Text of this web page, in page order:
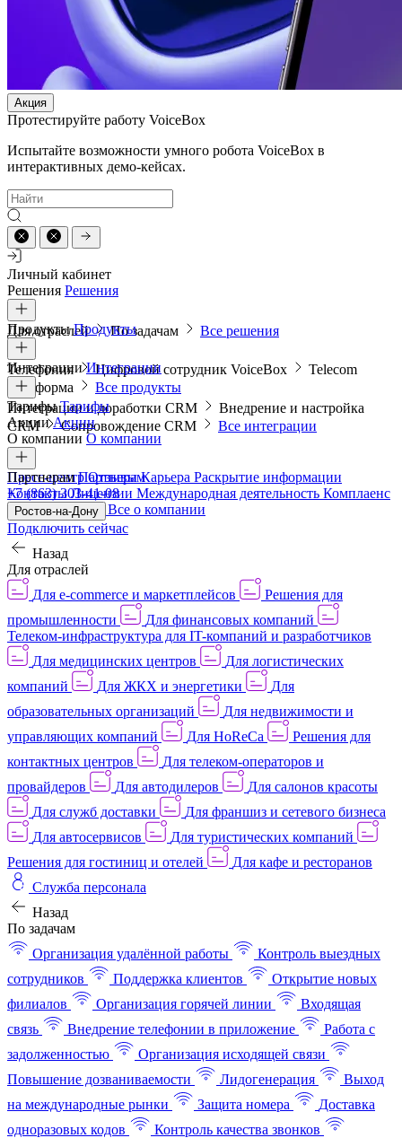
Акция
Протестируйте работу VoiceBox
Испытайте возможности умного робота VoiceBox в
интерактивных демо-кейсах.
Личный кабинет
Решения Решения
Для отраслей По задачам Все решения
ПродуктыПродукты
Телефония Цифровой сотрудник VoiceBox
Telecom
платформа
Все продукты
ИнтеграцииИнтеграции
Интеграции и доработки CRM
Внедрение и настройка
CRM
Сопровождение CRM Все интеграции
ТарифыТарифы
АкцииАкции
О компании О компании
Пресс-центрОтзывыКарьера Раскрытие информации
КонтактыЛицензии Международная деятельность Комплаенс
и деловая этикаВсе о компании
ПартнерамПартнерам
+7 (863) 303-41-08
Ростов-на-Дону
Подключить сейчас
Назад
Для отраслей
Для e-commerce и маркетплейсов
Решения для
промышленности
Для финансовых компаний
Телеком-инфраструктура для IT-компаний и разработчиков
Для медицинских центров
Для логистических
компаний
Для ЖКХ и энергетики
Для
образовательных организаций
Для недвижимости и
управляющих компаний
Для HoReCa
Решения для
контактных центров
Для телеком-операторов и
провайдеров
Для автодилеров
Для салонов красоты
Для служб доставки
Для франшиз и сетевого бизнеса
Для автосервисов
Для туристических компаний
Решения для гостиниц и отелей
Для кафе и ресторанов
Служба персонала
Назад
По задачам
Организация удалённой работы
Контроль выездных
сотрудников
Поддержка клиентов
Открытие новых
филиалов
Организация горячей линии
Входящая
связь
Внедрение телефонии в приложение
Работа с
задолженностью
Организация исходящей связи
Повышение дозваниваемости
Лидогенерация
Выход
на международные рынки
Защита номера
Доставка
одноразовых кодов
Контроль качества звонков